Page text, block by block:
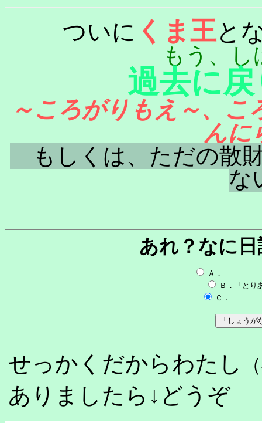
ついに くま王と
もう、し
過去に
～ころがりもえ～、こ
んに
もしくは、ただの散
あれ？なに
Ａ．
Ｂ．「とり
Ｃ． 「
せっかくだからわたし
ありましたら↓どうぞ